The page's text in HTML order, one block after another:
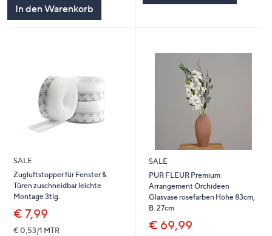
In den Warenkorb
SALE
Zugluftstopper für Fenster &
Türen zuschneidbar leichte
Montage 3tlg.
€ 7,99
€ 0,53/1 MTR
SALE
PUR FLEUR Premium
Arrangement Orchideen
Glasvase rosefarben Höhe 83cm,
B. 27cm
€ 69,99